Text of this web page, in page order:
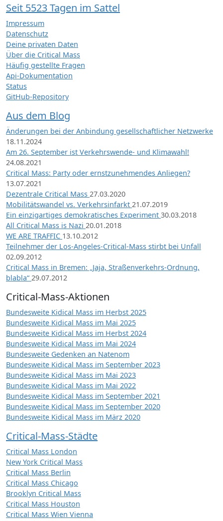
Seit 5523 Tagen im Sattel
Impressum
Datenschutz
Deine privaten Daten
Über die Critical Mass
Häufig gestellte Fragen
Api-Dokumentation
Status
GitHub-Repository
Aus dem Blog
Änderungen bei der Anbindung gesellschaftlicher Netzwerke
18.11.2024
Am 26. September ist Verkehrswende- und Klimawahl!
24.08.2021
Critical Mass: Party oder ernstzunehmendes Anliegen?
13.07.2021
Dezentrale Critical Mass 27.03.2020
Mobilitätswandel vs. Verkehrsinfarkt 21.07.2019
Ein einzigartiges demokratisches Experiment 30.03.2018
All Critical Mass is Nazi 20.01.2018
WE ARE TRAFFIC 13.10.2012
Teilnehmer der Los-Angeles-Critical-Mass stirbt bei Unfall
02.09.2012
Critical Mass in Bremen: „Jaja, Straßenverkehrs-Ordnung,
blabla“ 29.07.2012
Critical-Mass-Aktionen
Bundesweite Kidical Mass im Herbst 2025
Bundesweite Kidical Mass im Mai 2025
Bundesweite Kidical Mass im Herbst 2024
Bundesweite Kidical Mass im Mai 2024
Bundesweite Gedenken an Natenom
Bundesweite Kidical Mass im September 2023
Bundesweite Kidical Mass im Mai 2023
Bundesweite Kidical Mass im Mai 2022
Bundesweite Kidical Mass im September 2021
Bundesweite Kidical Mass im September 2020
Bundesweite Kidical Mass im März 2020
Critical-Mass-Städte
Critical Mass London
New York Critical Mass
Critical Mass Berlin
Critical Mass Chicago
Brooklyn Critical Mass
Critical Mass Houston
Critical Mass Wien Vienna